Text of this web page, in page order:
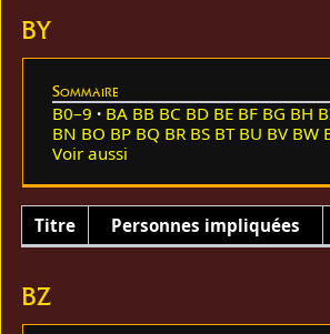
BY
Sommaire
B0–9 BA BB BC BD BE BF BG BH
BN BO BP BQ BR BS BT BU BV BW
Voir aussi
Titre Personnes impliquées
BZ